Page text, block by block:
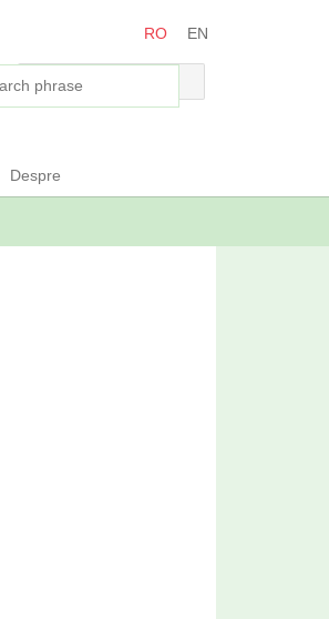
RO EN
Despre